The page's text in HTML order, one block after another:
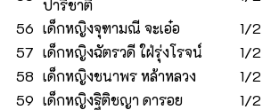
ปาริชาติ
56 เด็กหญิงจุฑามณี จะเอ๋อ 1/2
57 เด็กหญิงฉัตรวดี ใฝ่รุ่งโรจน์ 1/2
58 เด็กหญิงชนาพร หล้าหลวง 1/2
59 เด็กหญิงฐิติชญา ดารอย 1/2